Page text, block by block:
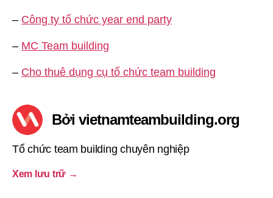
– Công ty tổ chức year end party
– MC Team building
– Cho thuê dụng cụ tổ chức team building
Bởi vietnamteambuilding.org
Tổ chức team building chuyên nghiệp
Xem lưu trữ →